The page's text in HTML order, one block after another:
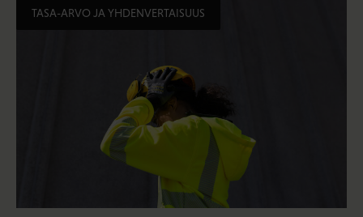
TASA-ARVO JA YHDENVERTAISUUS